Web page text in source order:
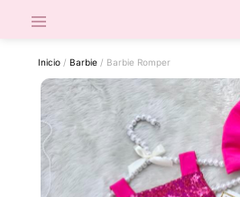
Inicio / Barbie / Barbie Romper